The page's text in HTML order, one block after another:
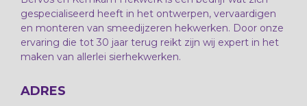
gespecialiseerd heeft in het ontwerpen, vervaardigen
en monteren van smeedijzeren hekwerken. Door onze
ervaring die tot 30 jaar terug reikt zijn wij expert in het
maken van allerlei sierhekwerken.
ADRES